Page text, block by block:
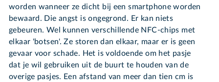
worden wanneer ze dicht bij een smartphone worden
bewaard. Die angst is ongegrond. Er kan niets
gebeuren. Wel kunnen verschillende NFC-chips met
elkaar 'botsen'. Ze storen dan elkaar, maar er is geen
gevaar voor schade. Het is voldoende om het pasje
dat je wil gebruiken uit de buurt te houden van de
overige pasjes. Een afstand van meer dan tien cm is